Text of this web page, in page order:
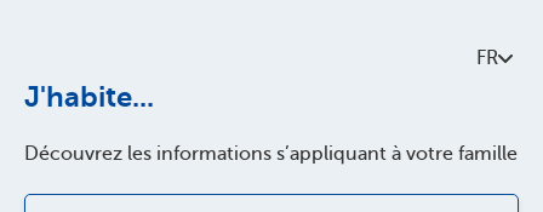
FR
J'habite...
Découvrez les informations s’appliquant à votre famille
À propos de Parentia
Accessibilité